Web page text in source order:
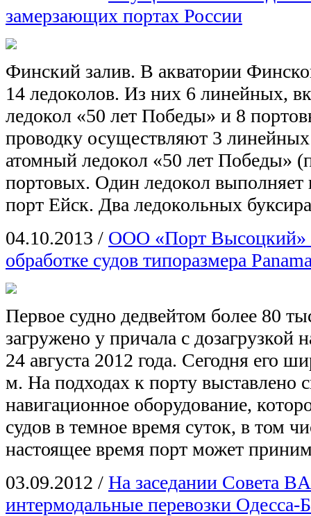
замерзающих портах России
Финский залив. В акватории
14 ледоколов. Из них 6 линейных,
ледокол «50 лет Победы» и 8
проводку осуществляют 3
атомный ледокол «50 лет Победы»
портовых. Один ледокол выполняет
порт Ейск. Два ледокольных
04.10.2013 / ООО «Порт Высоцкий»
обработке судов типоразмера
Первое судно дедвейтом более 80
загружено у причала с дозагрузкой
24 августа 2012 года. Сегодня его
м. На подходах к порту выставлено
навигационное оборудование,
судов в темное время суток, в том
настоящее время порт может
03.09.2012 / На заседании Совета
интермодальные перевозки Одесса-